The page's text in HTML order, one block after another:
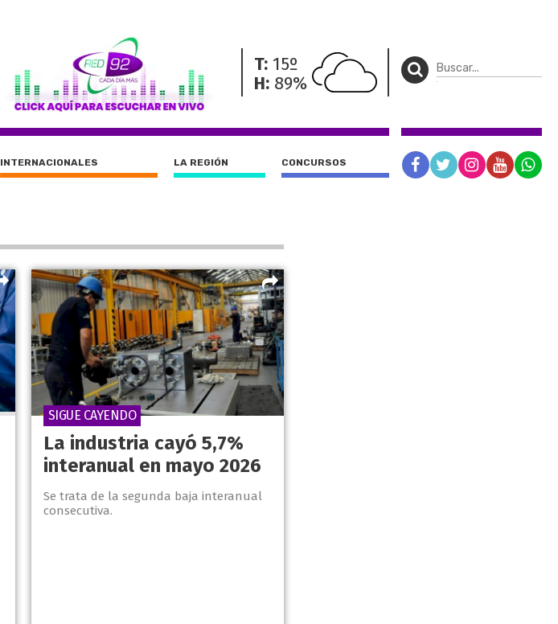
T: 15º
H: 89%
INTERNACIONALES LA REGIÓN CONCURSOS
La industria cayó 5,7%
interanual en mayo 2026
Se trata de la segunda baja interanual
consecutiva.
SIGUE CAYENDO